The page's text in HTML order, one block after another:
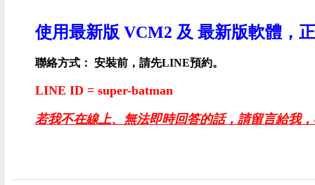
使用最新版 VCM2 及 最新版軟體，
聯絡方式： 安裝前，請先LINE預約。
LINE ID = super-batman
若我不在線上、無法即時回答的話，請留言給我